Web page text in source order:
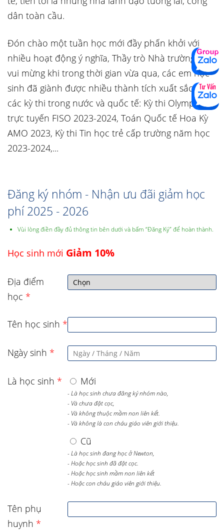
dân toàn cầu.
Đón chào một tuần học mới đầy phấn khởi với
nhiều hoạt động ý nghĩa, Thầy trò Nhà trường rất
vui mừng khi trong thời gian vừa qua, các em học
sinh đã giành được nhiều thành tích xuất sắc tại
các kỳ thi trong nước và quốc tế: Kỳ thi Olympic
trực tuyến FISO 2023-2024, Toán Quốc tế Hoa Kỳ
AMO 2023, Kỳ thi Tin học trẻ cấp trường năm học
2023-2024,...
Đăng ký nhóm - Nhận ưu đãi giảm học
phí 2025 - 2026
Vùi lòng điền đầy đủ thông tin bên dưới và bấm “Đăng Ký” để hoàn thành.
Học sinh mới Giảm 10%
Địa điểm
học *
Tên học sinh *
Ngày sinh *
Là học sinh * Mới
- Là học sinh chưa đăng ký nhóm nào,
- Và chưa đặt cọc,
- Và không thuộc mầm non liên kết.
- Và không là con cháu giáo viên giới thiệu.
Cũ
- Là học sinh đang học ở Newton,
- Hoặc học sinh đã đặt cọc.
- Hoặc học sinh mầm non liên kết
- Hoặc con cháu giáo viên giới thiệu.
Tên phụ
huynh *